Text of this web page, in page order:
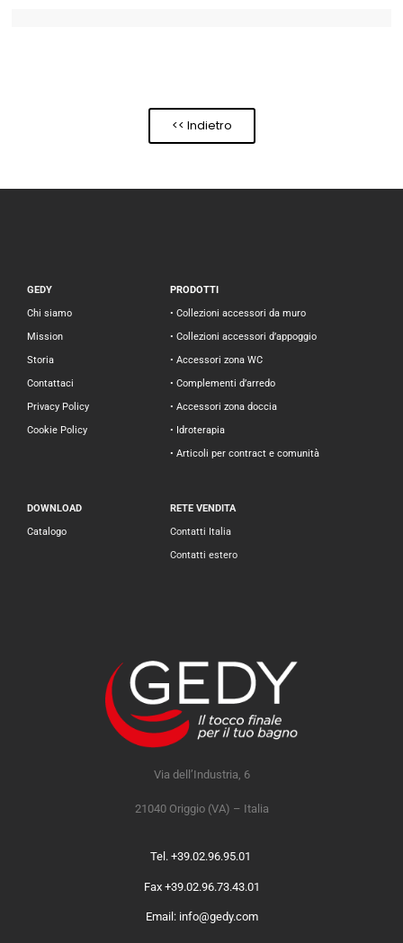
<< Indietro
GEDY
Chi siamo
Mission
Storia
Contattaci
Privacy Policy
Cookie Policy
PRODOTTI
• Collezioni accessori da muro
• Collezioni accessori d’appoggio
• Accessori zona WC
• Complementi d’arredo
• Accessori zona doccia
• Idroterapia
• Articoli per contract e comunità
DOWNLOAD
Catalogo
RETE VENDITA
Contatti Italia
Contatti estero
Via dell’Industria, 6
21040 Origgio (VA) – Italia
Tel. +39.02.96.95.01
Fax +39.02.96.73.43.01
Email: info@gedy.com